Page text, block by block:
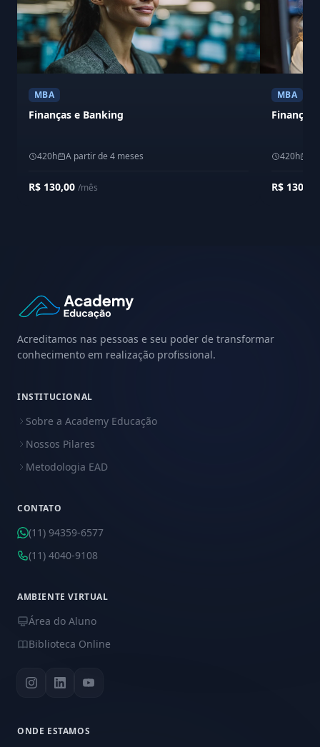
MBA
Finanças e Banking
420h A partir de 4 meses
R$ 130,00 /mês
MBA
Finanças
420h
R$ 130,00
Acreditamos nas pessoas e seu poder de transformar
conhecimento em realização profissional.
INSTITUCIONAL
Sobre a Academy Educação
Nossos Pilares
Metodologia EAD
CONTATO
(11) 94359-6577
(11) 4040-9108
AMBIENTE VIRTUAL
Área do Aluno
Biblioteca Online
ONDE ESTAMOS